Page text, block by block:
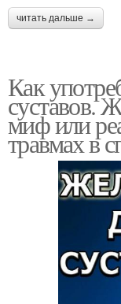
читать дальше →
Как
суставов.
миф или
травмах в